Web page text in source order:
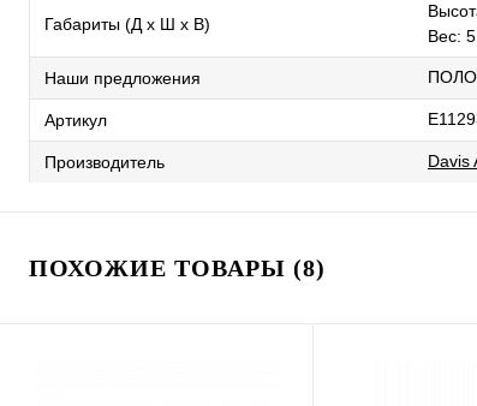
Габариты (Д х Ш х В)
Вес: 5
Наши предложения
Артикул
Производитель Davis
ПОХОЖИЕ ТОВАРЫ (8)